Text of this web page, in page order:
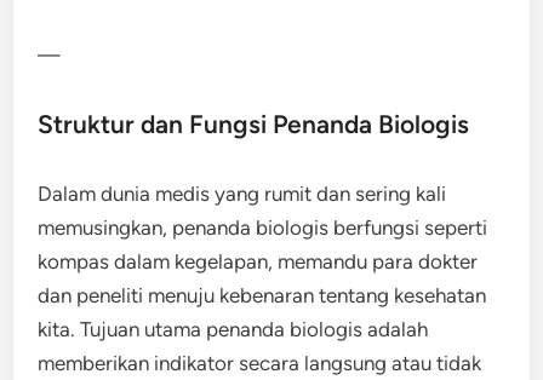
—
Struktur dan Fungsi Penanda Biologis
Dalam dunia medis yang rumit dan sering kali
memusingkan, penanda biologis berfungsi seperti
kompas dalam kegelapan, memandu para dokter
dan peneliti menuju kebenaran tentang kesehatan
kita. Tujuan utama penanda biologis adalah
memberikan indikator secara langsung atau tidak